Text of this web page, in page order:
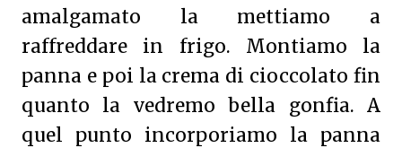
amalgamato la mettiamo a
raffreddare in frigo. Montiamo la
panna e poi la crema di cioccolato fin
quanto la vedremo bella gonfia. A
quel punto incorporiamo la panna